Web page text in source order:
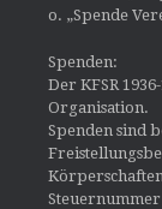
o. „Spende
Spenden:
Der KFSR
Organisation.
Spenden sind
Steuernummer